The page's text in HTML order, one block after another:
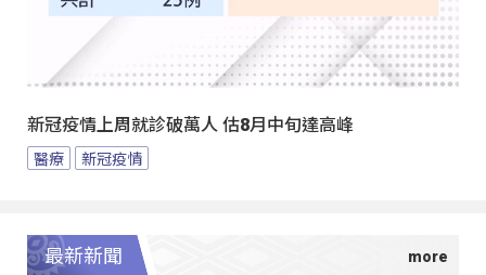
新冠疫情上周就診破萬人 估8月中旬達高峰
醫療 新冠疫情
最新新聞